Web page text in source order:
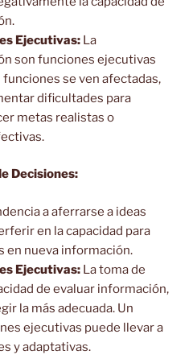
Ejecutivas: La
son funciones ejecutivas
se ven afectadas,
dificultades para
metas realistas o
Decisiones:
a aferrarse a ideas
en la capacidad para
en nueva información.
Ejecutivas: La toma de
de evaluar información,
la más adecuada. Un
ejecutivas puede llevar a
y adaptativas.